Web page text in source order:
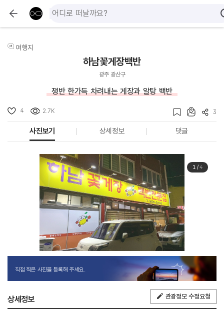
여행지
하남꽃게장백반
광주 광산구
쟁반 한가득 차려내는 게장과 알탕 백반
4 2.7K 3
사진보기 상세정보 댓글
1/4
직접 찍은 사진을 등록해 주세요.
상세정보 관광정보 수정요청